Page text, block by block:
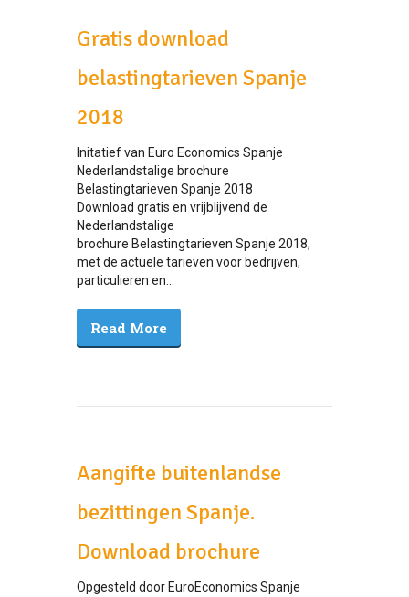
Gratis download
belastingtarieven Spanje
2018
Initatief van Euro Economics Spanje
Nederlandstalige brochure
Belastingtarieven Spanje 2018
Download gratis en vrijblijvend de
Nederlandstalige
brochure Belastingtarieven Spanje 2018,
met de actuele tarieven voor bedrijven,
particulieren en...
Read More
Aangifte buitenlandse
bezittingen Spanje.
Download brochure
Opgesteld door EuroEconomics Spanje